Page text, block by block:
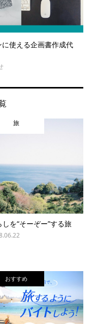
に使える企画書作成代
旅
しを“そーぞー”する旅
おすすめ